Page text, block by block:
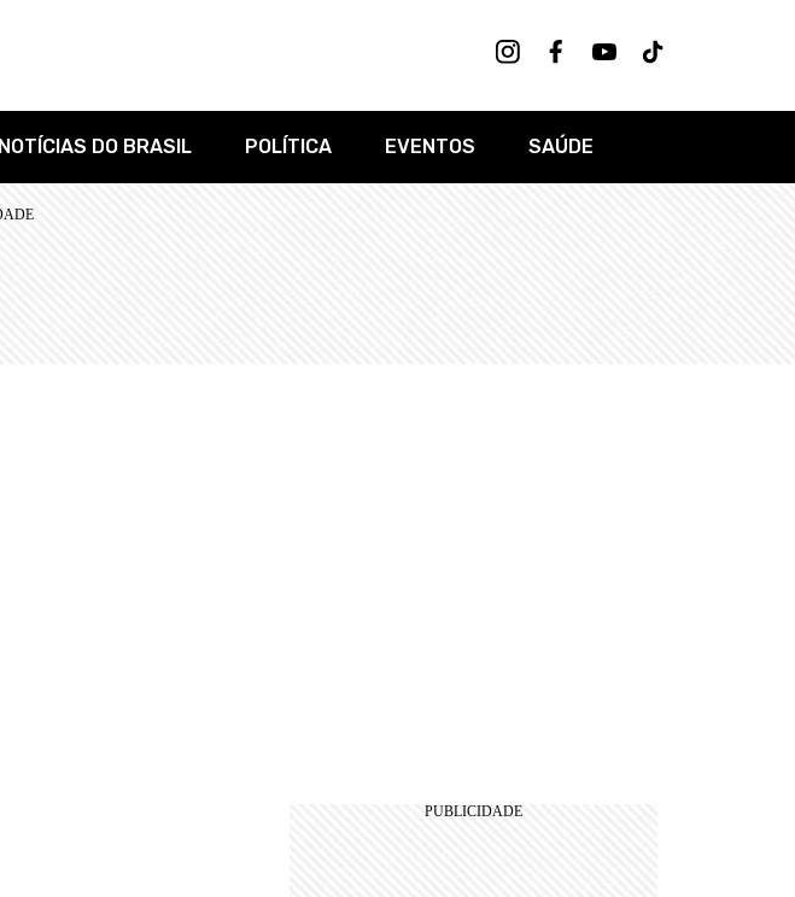
NOTÍCIAS DO BRASIL POLÍTICA EVENTOS SAÚDE